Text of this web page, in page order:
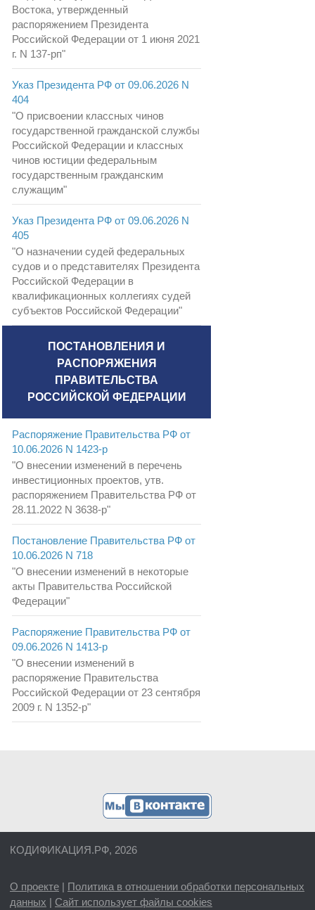
Востока, утвержденный
распоряжением Президента
Российской Федерации от 1 июня 2021
г. N 137-рп"
Указ Президента РФ от 09.06.2026 N
404
"О присвоении классных чинов
государственной гражданской службы
Российской Федерации и классных
чинов юстиции федеральным
государственным гражданским
служащим"
Указ Президента РФ от 09.06.2026 N
405
"О назначении судей федеральных
судов и о представителях Президента
Российской Федерации в
квалификационных коллегиях судей
субъектов Российской Федерации"
ПОСТАНОВЛЕНИЯ И
РАСПОРЯЖЕНИЯ
ПРАВИТЕЛЬСТВА
РОССИЙСКОЙ ФЕДЕРАЦИИ
Распоряжение Правительства РФ от
10.06.2026 N 1423-р
"О внесении изменений в перечень
инвестиционных проектов, утв.
распоряжением Правительства РФ от
28.11.2022 N 3638-р"
Постановление Правительства РФ от
10.06.2026 N 718
"О внесении изменений в некоторые
акты Правительства Российской
Федерации"
Распоряжение Правительства РФ от
09.06.2026 N 1413-р
"О внесении изменений в
распоряжение Правительства
Российской Федерации от 23 сентября
2009 г. N 1352-р"
КОДИФИКАЦИЯ.РФ, 2026
О проекте | Политика в отношении обработки персональных
данных | Сайт использует файлы cookies